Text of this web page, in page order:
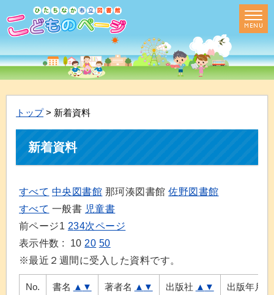
トップ> 新着資料
新着資料
すべて 中央図書館 那珂湊図書館 佐野図書館
すべて 一般書 児童書
前ページ1 234次ページ
表示件数 : 10 20 50
※最近２週間に受入した資料です。
No. 書名 ▲ ▼ 著者名 ▲ ▼ 出版社 ▲ ▼ 出版年月